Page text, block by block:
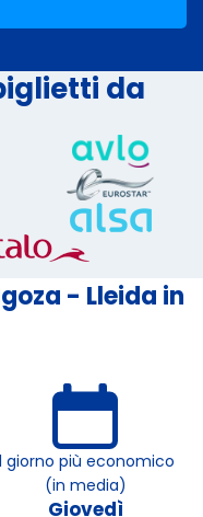
da
- Lleida in
giorno più economico
(in media)
Giovedì